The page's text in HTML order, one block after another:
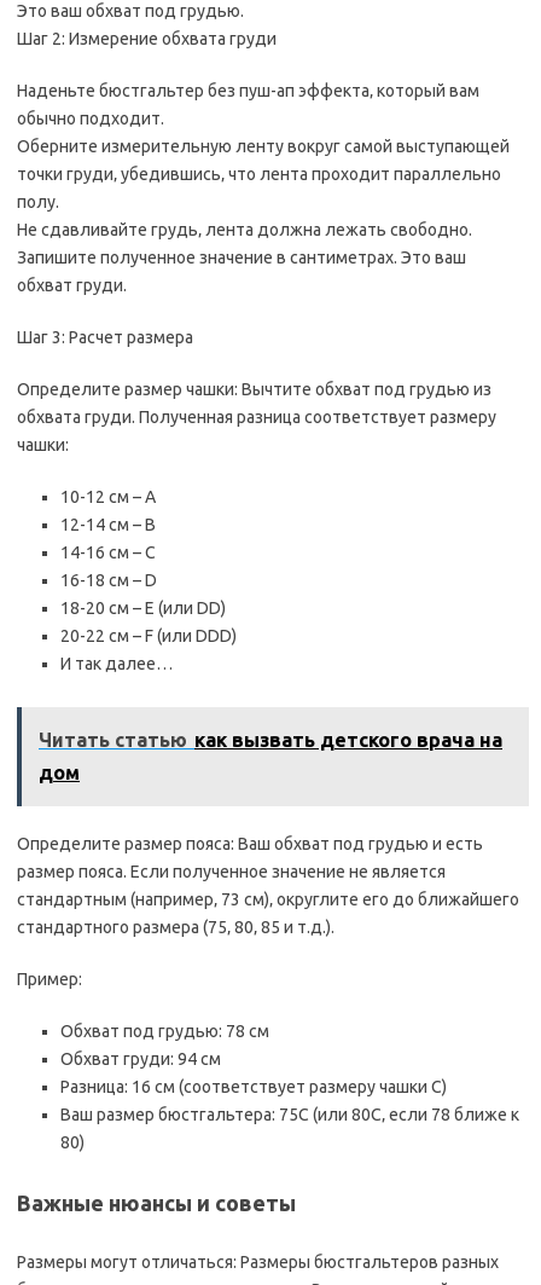
Это ваш обхват под грудью.
Шаг 2: Измерение обхвата груди
Наденьте бюстгальтер без пуш-ап эффекта‚ который вам
обычно подходит.
Оберните измерительную ленту вокруг самой выступающей
точки груди‚ убедившись‚ что лента проходит параллельно
полу.
Не сдавливайте грудь‚ лента должна лежать свободно.
Запишите полученное значение в сантиметрах. Это ваш
обхват груди.
Шаг 3: Расчет размера
Определите размер чашки: Вычтите обхват под грудью из
обхвата груди. Полученная разница соответствует размеру
чашки:
10-12 см – A
12-14 см – B
14-16 см – C
16-18 см – D
18-20 см – E (или DD)
20-22 см – F (или DDD)
И так далее…
Читать статью как вызвать детского врача на
дом
Определите размер пояса: Ваш обхват под грудью и есть
размер пояса. Если полученное значение не является
стандартным (например‚ 73 см)‚ округлите его до ближайшего
стандартного размера (75‚ 80‚ 85 и т.д.).
Пример:
Обхват под грудью: 78 см
Обхват груди: 94 см
Разница: 16 см (соответствует размеру чашки C)
Ваш размер бюстгальтера: 75C (или 80C‚ если 78 ближе к
80)
Важные нюансы и советы
Размеры могут отличаться: Размеры бюстгальтеров разных